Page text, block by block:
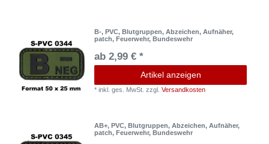
B-, PVC, Blutgruppen, Abzeichen, Aufnäher,
patch, Feuerwehr, Bundeswehr
ab 2,99 € *
Artikel anzeigen
*inkl. ges. MwSt. zzgl.Versandkosten
AB+, PVC, Blutgruppen, Abzeichen, Aufnäher,
patch, Feuerwehr, Bundeswehr